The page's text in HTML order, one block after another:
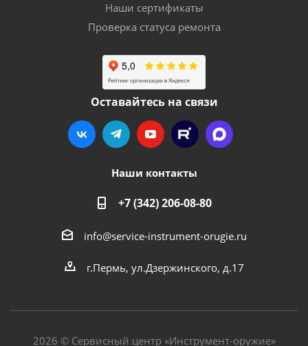
Наши сертификаты
Проверка статуса ремонта
Оставайтесь на связи
Наши контакты
+7 (342) 206-08-80
info@service-instrument-orugie.ru
г.Пермь, ул.Дзержинского, д.17
2026 © Сервисный центр «Инструмент-оружие»